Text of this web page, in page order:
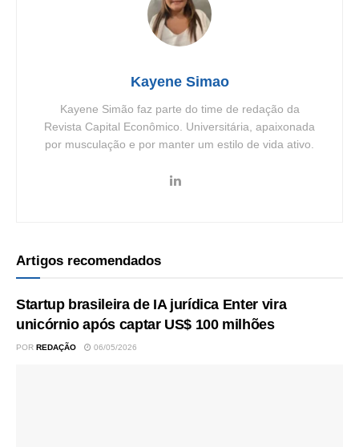
Kayene Simao
Kayene Simão faz parte do time de redação da
Revista Capital Econômico. Universitária, apaixonada
por musculação e por manter um estilo de vida ativo.
Artigos recomendados
Startup brasileira de IA jurídica Enter vira
unicórnio após captar US$ 100 milhões
POR REDAÇÃO 06/05/2026